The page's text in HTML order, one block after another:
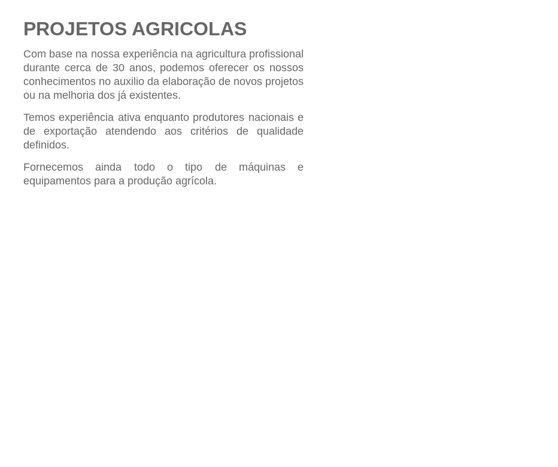
PROJETOS AGRICOLAS
Com base na nossa experiência na agricultura profissional
durante cerca de 30 anos, podemos oferecer os nossos
conhecimentos no auxilio da elaboração de novos projetos
ou na melhoria dos já existentes.
Temos experiência ativa enquanto produtores nacionais e
de exportação atendendo aos critérios de qualidade
definidos.
Fornecemos ainda todo o tipo de máquinas e
equipamentos para a produção agrícola.